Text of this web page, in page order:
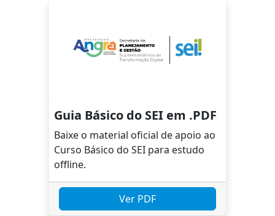
Guia Básico do SEI em .PDF
Baixe o material oficial de apoio ao
Curso Básico do SEI para estudo
offline.
Ver PDF